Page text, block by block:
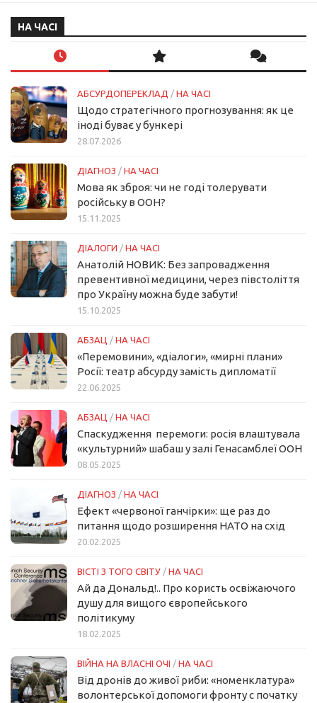
НА ЧАСІ
АБСУРДОПЕРЕКЛАД / НА ЧАСІ
Щодо стратегічного прогнозування: як це
іноді буває у бункері
28.07.2026
ДІАГНОЗ / НА ЧАСІ
Мова як зброя: чи не годі толерувати
російську в ООН?
15.11.2025
ДІАЛОГИ / НА ЧАСІ
Анатолій НОВИК: Без запровадження
превентивної медицини, через півстоліття
про Україну можна буде забути!
15.10.2025
АБЗАЦ / НА ЧАСІ
«Перемовини», «діалоги», «мирні плани»
Росії: театр абсурду замість дипломатії
22.06.2025
АБЗАЦ / НА ЧАСІ
Спаскудження перемоги: росія влаштувала
«культурний» шабаш у залі Генасамблеї ООН
08.05.2025
ДІАГНОЗ / НА ЧАСІ
Ефект «червоної ганчірки»: ще раз до
питання щодо розширення НАТО на схід
20.02.2025
ВІСТІ З ТОГО СВІТУ / НА ЧАСІ
Ай да Дональд!.. Про користь освіжаючого
душу для вищого європейського
політикуму
18.02.2025
ВІЙНА НА ВЛАСНІ ОЧІ / НА ЧАСІ
Від дронів до живої риби: «номенклатура»
волонтерської допомоги фронту с початку